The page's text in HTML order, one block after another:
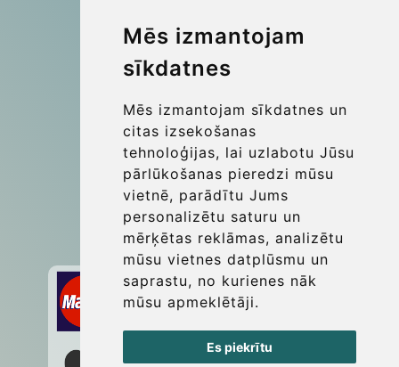
Mēs izmantojam
sīkdatnes
Mēs izmantojam sīkdatnes un
citas izsekošanas
tehnoloģijas, lai uzlabotu Jūsu
pārlūkošanas pieredzi mūsu
vietnē, parādītu Jums
personalizētu saturu un
mērķētas reklāmas, analizētu
mūsu vietnes datplūsmu un
saprastu, no kurienes nāk
mūsu apmeklētāji.
Es piekrītu
More
Update cookies preferences
Contact
info@wientransfer.com
Secure Payment with STRIPE